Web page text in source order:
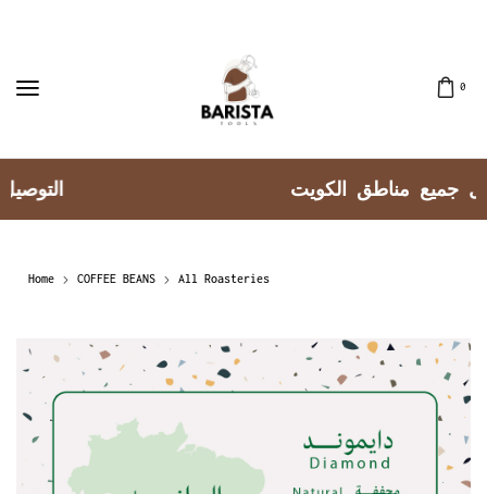
0
توصيل جميع مناطق الكويت
Home COFFEE BEANS All Roasteries